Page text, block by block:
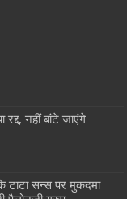
नहीं बांटे जाएंगे
टाटा सन्स पर मुकदमा